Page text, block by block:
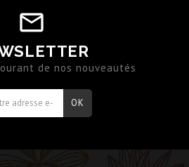
de nos nouveautés